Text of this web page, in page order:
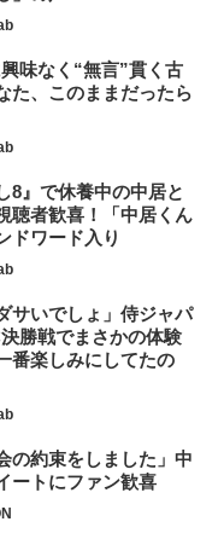
味なく“無言”貫く古
た、このままだったら
8』で休養中の中居と
聴者歓喜！「中居くん
ドワード入り
サいでしょ」侍ジャパ
勝戦でまさかの体験
番楽しみにしてたの
の約束をしました」中
ートにファン歓喜